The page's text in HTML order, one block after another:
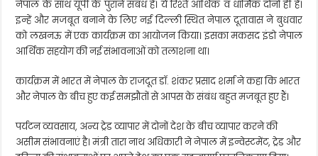
नेपाल के साथ यूपी के पुराने संबंध हैं। ये रिश्ते आर्थिक व धार्मिक दोनों ही हैं।
इन्हें और मजबूत बनाने के लिए नई दिल्ली स्थित नेपाल दूतावास ने बुधवार
को लखनऊ में एक कार्यक्रम का आयोजन किया। इसका मकसद इंडो नेपाल
आर्थिक सहयोग की नई संभावनाओं को तलाशना था।
कार्यक्रम में भारत में नेपाल के राजदूत डॉ. शंकर प्रसाद शर्मा ने कहा कि भारत
और नेपाल के बीच हुए कई समझौतों से आपस के संबंध बहुत मजबूत हुए हैं।
पर्यटन व्यवसाय, अन्य ट्रेड व्यापार में दोनों देश के बीच व्यापार करने की
असीम संभावनाएं है। मंत्री तारा नाथ अधिकारी ने नेपाल में इन्वेस्टमेंट, ट्रेड और